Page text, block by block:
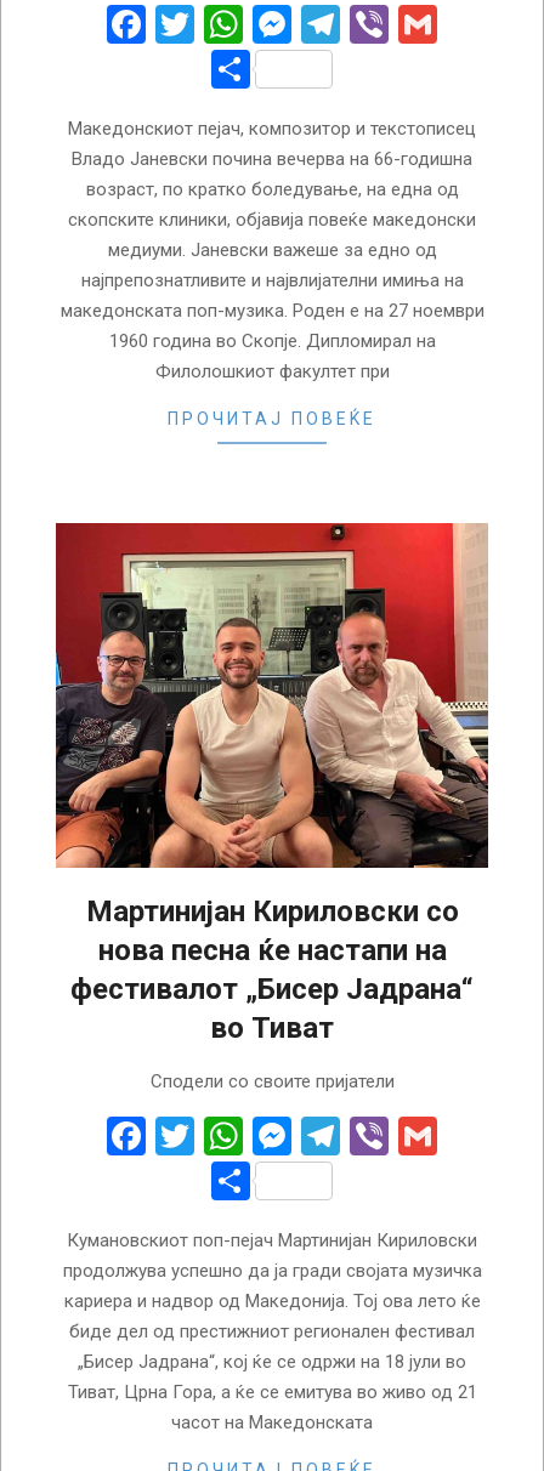
Facebook
Twitter
WhatsApp
Messenger
Telegram
Viber
Share
Македонскиот пејач, композитор и текстописец
Владо Јаневски почина вечерва на 66-годишна
возраст, по кратко боледување, на една од
скопските клиники, објавија повеќе македонски
медиуми. Јаневски важеше за едно од
најпрепознатливите и највлијателни имиња на
македонската поп-музика. Роден е на 27 ноември
1960 година во Скопје. Дипломирал на
Филолошкиот факултет при
ПРОЧИТАЈ ПОВЕЌЕ
Мартинијан Кириловски со
нова песна ќе настапи на
фестивалот „Бисер Јадрана“
во Тиват
Сподели со своите пријатели
Facebook
Twitter
WhatsApp
Messenger
Telegram
Viber
Share
Кумановскиот поп-пејач Мартинијан Кириловски
продолжува успешно да ја гради својата музичка
кариера и надвор од Македонија. Тој ова лето ќе
биде дел од престижниот регионален фестивал
„Бисер Јадрана“, кој ќе се одржи на 18 јули во
Тиват, Црна Гора, а ќе се емитува во живо од 21
часот на Македонската